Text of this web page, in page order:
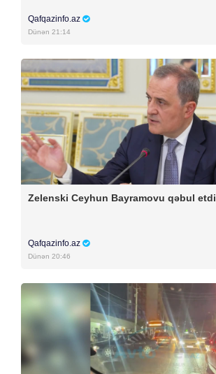
Qafqazinfo.az
Dünən 21:14
Zelenski Ceyhun Bayramovu qəbul etdi
Qafqazinfo.az
Dünən 20:46